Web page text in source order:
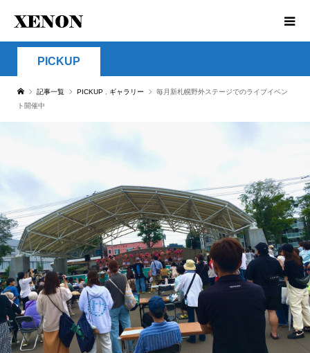
PICKUP
記事一覧 PICKUP ギャラリー
毎月新札幌野外ステージでのライブイベン
ト開催中